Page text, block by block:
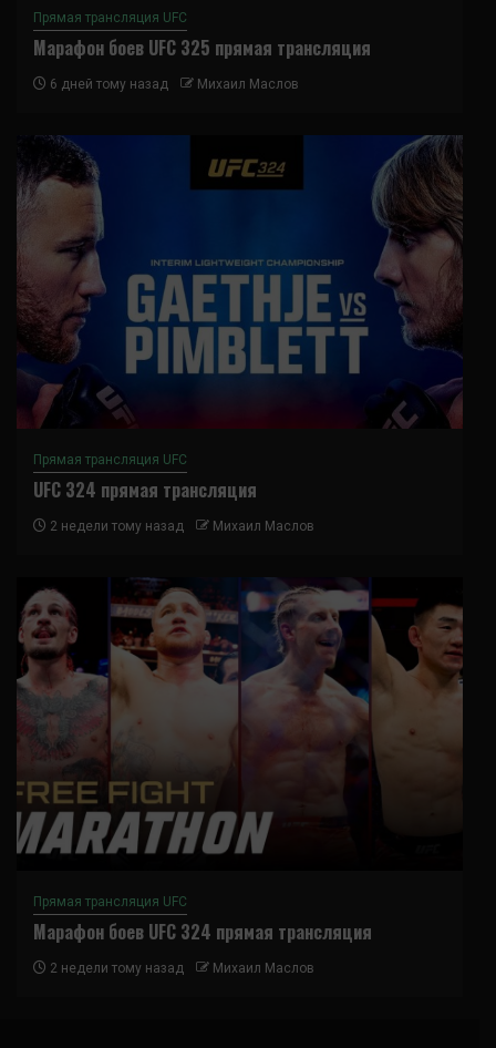
Прямая трансляция UFC
Марафон боев UFC 325 прямая трансляция
6 дней тому назад Михаил Маслов
Прямая трансляция UFC
UFC 324 прямая трансляция
2 недели тому назад Михаил Маслов
Прямая трансляция UFC
Марафон боев UFC 324 прямая трансляция
2 недели тому назад Михаил Маслов